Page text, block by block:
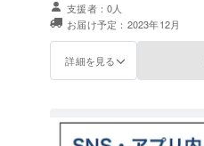
支援者：0人
お届け予定：2023年12月
詳細を見る